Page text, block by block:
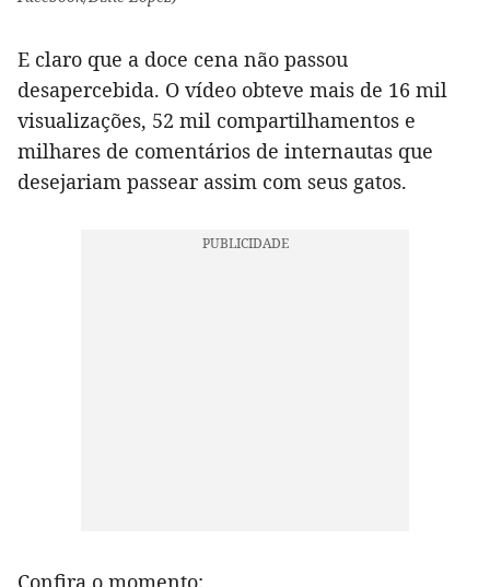
E claro que a doce cena não passou
desapercebida. O vídeo obteve mais de 16 mil
visualizações, 52 mil compartilhamentos e
milhares de comentários de internautas que
desejariam passear assim com seus gatos.